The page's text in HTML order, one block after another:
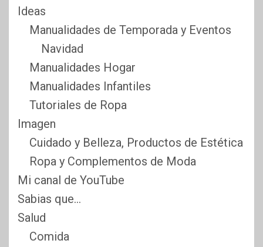
Ideas
Manualidades de Temporada y Eventos
Navidad
Manualidades Hogar
Manualidades Infantiles
Tutoriales de Ropa
Imagen
Cuidado y Belleza, Productos de Estética
Ropa y Complementos de Moda
Mi canal de YouTube
Sabias que…
Salud
Comida